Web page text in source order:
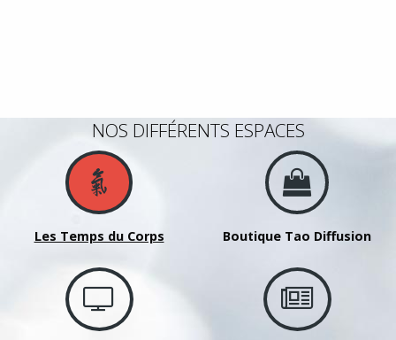
NOS DIFFÉRENTS ESPACES
Les Temps du Corps Boutique Tao Diffusion